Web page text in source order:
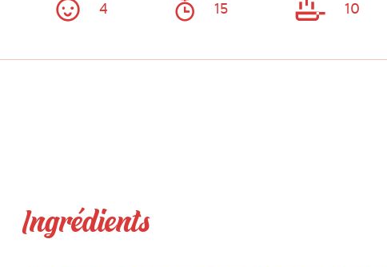
4 15 10
Ingrédients